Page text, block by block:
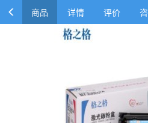
商品 详情 评价